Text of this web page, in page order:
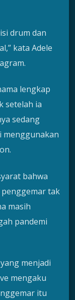
drum dan
kata Adele
lengkap
setelah ia
sedang
menggunakan
bahwa
tak
masih
pandemi
menjadi
mengaku
itu